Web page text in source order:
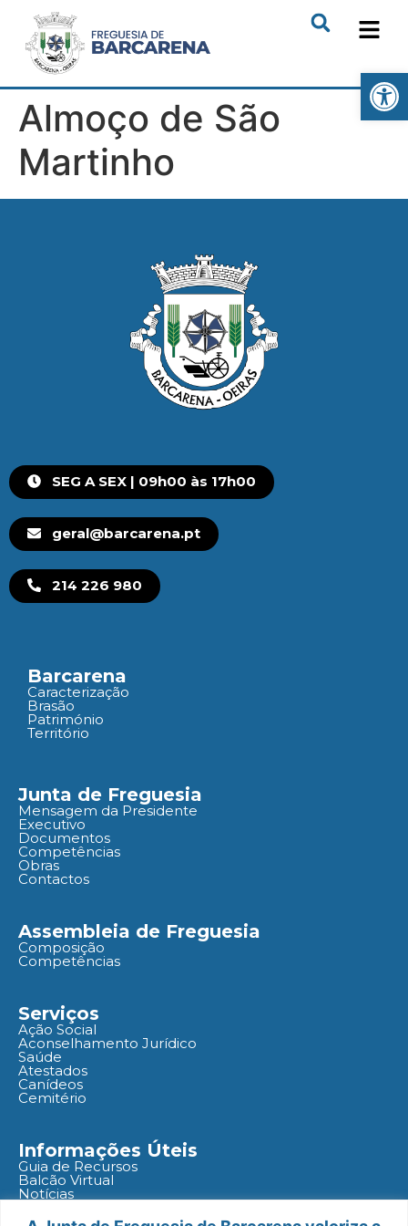
Almoço de São
Martinho
SEG A SEX | 09h00 às 17h00
geral@barcarena.pt
214 226 980
Barcarena
Caracterização
Brasão
Património
Território
Junta de Freguesia
Mensagem da Presidente
Executivo
Documentos
Competências
Obras
Contactos
Assembleia de Freguesia
Composição
Competências
Serviços
Ação Social
Aconselhamento Jurídico
Saúde
Atestados
Canídeos
Cemitério
Informações Úteis
Guia de Recursos
Balcão Virtual
Notícias
Políticas